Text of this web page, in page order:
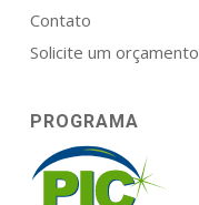
Contato
Solicite um orçamento
PROGRAMA